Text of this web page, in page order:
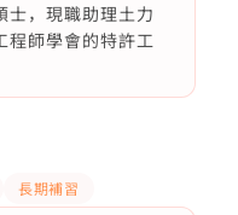
士，現職助理土力
程師學會的特許工
長期補習